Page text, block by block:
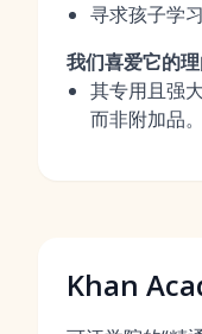
寻求孩子学
我们喜爱它的
其专用且强
而非附加品。
Khan